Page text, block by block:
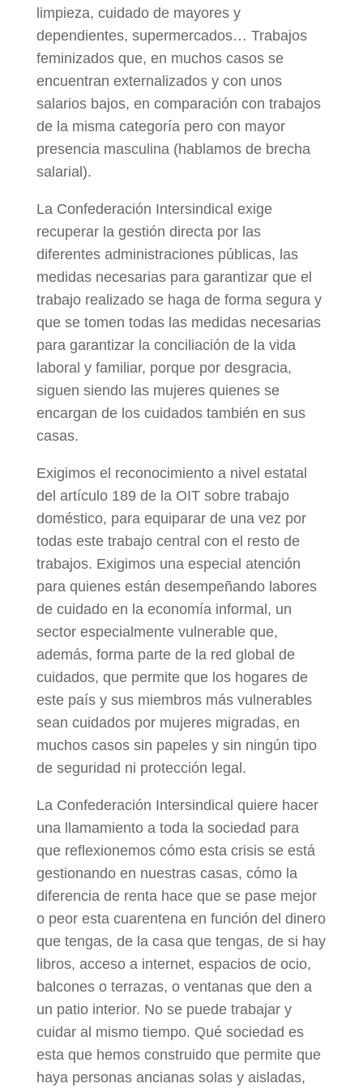
limpieza, cuidado de mayores y
dependientes, supermercados… Trabajos
feminizados que, en muchos casos se
encuentran externalizados y con unos
salarios bajos, en comparación con trabajos
de la misma categoría pero con mayor
presencia masculina (hablamos de brecha
salarial).
La Confederación Intersindical exige
recuperar la gestión directa por las
diferentes administraciones públicas, las
medidas necesarias para garantizar que el
trabajo realizado se haga de forma segura y
que se tomen todas las medidas necesarias
para garantizar la conciliación de la vida
laboral y familiar, porque por desgracia,
siguen siendo las mujeres quienes se
encargan de los cuidados también en sus
casas.
Exigimos el reconocimiento a nivel estatal
del artículo 189 de la OIT sobre trabajo
doméstico, para equiparar de una vez por
todas este trabajo central con el resto de
trabajos. Exigimos una especial atención
para quienes están desempeñando labores
de cuidado en la economía informal, un
sector especialmente vulnerable que,
además, forma parte de la red global de
cuidados, que permite que los hogares de
este país y sus miembros más vulnerables
sean cuidados por mujeres migradas, en
muchos casos sin papeles y sin ningún tipo
de seguridad ni protección legal.
La Confederación Intersindical quiere hacer
una llamamiento a toda la sociedad para
que reflexionemos cómo esta crisis se está
gestionando en nuestras casas, cómo la
diferencia de renta hace que se pase mejor
o peor esta cuarentena en función del dinero
que tengas, de la casa que tengas, de si hay
libros, acceso a internet, espacios de ocio,
balcones o terrazas, o ventanas que den a
un patio interior. No se puede trabajar y
cuidar al mismo tiempo. Qué sociedad es
esta que hemos construido que permite que
haya personas ancianas solas y aisladas,